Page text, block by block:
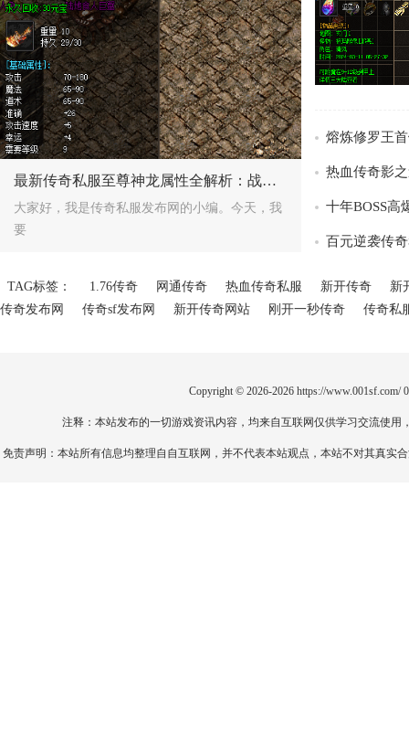
最新传奇私服至尊神龙属性全解析：战士神装爆率与地图攻略
大家好，我是传奇私服发布网的小编。今天，我
要
百元逆袭传
TAG标签： 1.76传奇 网通传奇 热血传奇私服 新开传奇
新
传奇发布网
传奇sf发布网 新开传奇网站 刚开一秒传奇 传奇私
Copyright © 2026-2026 https://www.001sf.com/
注释：本站发布的一切游戏资讯内容，均来自互联网仅供学习交流使
免责声明：本站所有信息均整理自自互联网，并不代表本站观点，本站不对其真实